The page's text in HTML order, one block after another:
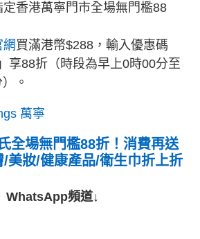
定香港萬寧門市全場無門檻88
網 買滿港幣$288，輸入優惠碼
享88折（時段為早上0時00分至
。
萬寧
全場無門檻88折！消費再送
美妝/健康產品/衛生巾折上折
WhatsApp頻道↓